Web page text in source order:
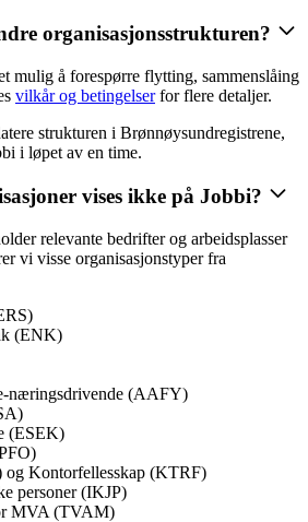
organisasjonsstrukturen?
mulig å forespørre flytting, sammenslåing
vilkår og betingelserfor flere detaljer.
strukturen i Brønnøysundregistrene,
i løpet av en time.
vises ikke på Jobbi?
relevante bedrifter og arbeidsplasser
vi visse organisasjonstyper fra
(ENK)
næringsdrivende (AAFY)
(ESEK)
Kontorfellesskap (KTRF)
personer (IKJP)
MVA (TVAM)